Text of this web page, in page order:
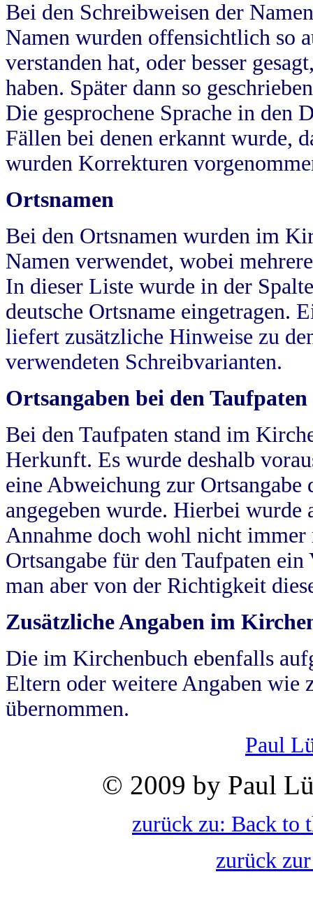
Bei den Schreibweisen der
Namen wurden offensichtlich so
verstanden hat, oder besser
haben. Später dann so
Die gesprochene Sprache in
Fällen bei denen erkannt wurde,
wurden Korrekturen
Ortsnamen
Bei den Ortsnamen wurden im
Namen verwendet, wobei
In dieser Liste wurde in der
deutsche Ortsname eingetragen.
liefert zusätzliche Hinweise zu
verwendeten Schreibvarianten.
Ortsangaben bei den Taufpaten
Bei den Taufpaten stand im
Herkunft. Es wurde deshalb
eine Abweichung zur
angegeben wurde. Hierbei wurde
Annahme doch wohl nicht
Ortsangabe für den Taufpaten
man aber von der Richtigkeit
Zusätzliche Angaben im
Die im Kirchenbuch ebenfalls
Eltern oder weitere Angaben wie
übernommen.
Paul
© 2009 by Paul
zurück zu: Back to
zurück